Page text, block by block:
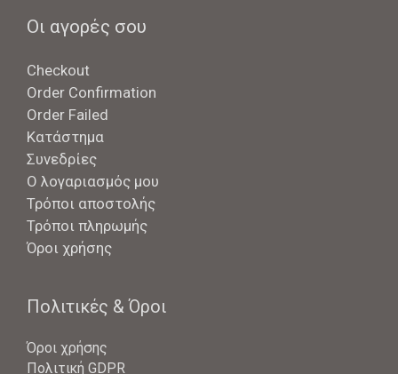
Οι αγορές σου
Checkout
Order Confirmation
Order Failed
Κατάστημα
Συνεδρίες
Ο λογαριασμός μου
Τρόποι αποστολής
Τρόποι πληρωμής
Όροι χρήσης
Πολιτικές & Όροι
Όροι χρήσης
Πολιτική GDPR